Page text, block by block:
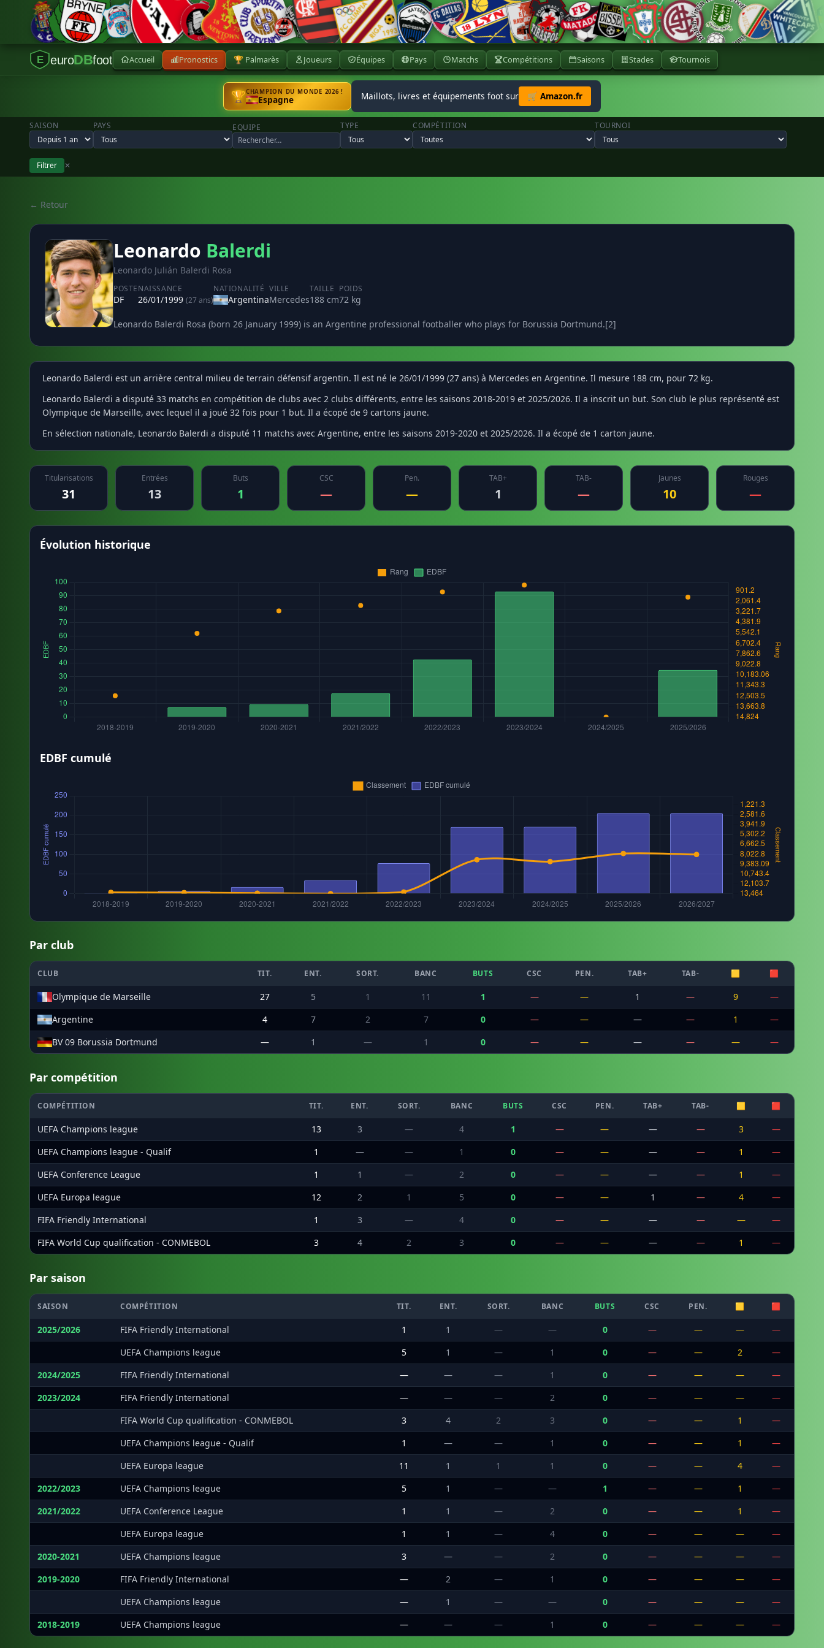
E euroDBfoot Accueil Pronostics 🏆 Palmarès Joueurs Équipes Pays Matchs Compétitions Saisons Stades Tournois
🏆CHAMPION DU MONDE 2026 !
Espagne Maillots, livres et équipements foot sur 🛒 Amazon.fr
SAISON PAYS EQUIPE TYPE COMPÉTITION TOURNOI
Filtrer ✕
← Retour
Leonardo Balerdi
Leonardo Julián Balerdi Rosa
POSTE
DF
NAISSANCE
26/01/1999 (27 ans)
NATIONALITÉ
Argentina
VILLE
Mercedes
TAILLE
188 cm
POIDS
72 kg
Leonardo Balerdi Rosa (born 26 January 1999) is an Argentine professional footballer who plays for Borussia Dortmund.[2]
Leonardo Balerdi est un arrière central milieu de terrain défensif argentin. Il est né le 26/01/1999 (27 ans) à Mercedes en Argentine. Il mesure 188 cm, pour 72 kg.
Leonardo Balerdi a disputé 33 matchs en compétition de clubs avec 2 clubs différents, entre les saisons 2018-2019 et 2025/2026. Il a inscrit un but. Son club le plus représenté est
Olympique de Marseille, avec lequel il a joué 32 fois pour 1 but. Il a écopé de 9 cartons jaune.
En sélection nationale, Leonardo Balerdi a disputé 11 matchs avec Argentine, entre les saisons 2019-2020 et 2025/2026. Il a écopé de 1 carton jaune.
Titularisations
31
Entrées
13
Buts
1
CSC
—
Pen.
—
TAB+
1
TAB-
—
Jaunes
10
Rouges
—
Évolution historique
EDBF cumulé
Par club
CLUB TIT. ENT. SORT. BANC BUTS CSC PEN. TAB+ TAB- 🟨 🟥
Olympique de Marseille 27 5 1 11 1 — — 1 — 9
—
Argentine
4 7 2 7 0 — — — — 1
—
BV 09 Borussia Dortmund
— 1 — 1 0 — — — — — —
Par compétition
COMPÉTITION TIT. ENT. SORT. BANC BUTS CSC PEN. TAB+ TAB- 🟨 🟥
UEFA Champions league 13 3 — 4 1 — — — — 3
—
UEFA Champions league - Qualif
1 — — 1 0 — — — — 1
—
UEFA Conference League
1 1 — 2 0 — — — — 1
—
UEFA Europa league
12 2 1 5 0 — — 1 — 4
—
FIFA Friendly International
1 3 — 4 0 — — — — —
—
FIFA World Cup qualification - CONMEBOL
3 4 2 3 0 — — — — 1 —
Par saison
SAISON COMPÉTITION TIT. ENT. SORT. BANC BUTS CSC PEN. 🟨 🟥
2025/2026 FIFA Friendly International 1 1 — — 0 — — —
—
UEFA Champions league 5 1 — 1 0 — — 2
—
2024/2025
FIFA Friendly International — — — 1 0 — — —
—
2023/2024
FIFA Friendly International — — — 2 0 — — —
—
FIFA World Cup qualification - CONMEBOL 3 4 2 3 0 — — 1
—
UEFA Champions league - Qualif 1 — — 1 0 — — 1
—
UEFA Europa league 11 1 1 1 0 — — 4
—
2022/2023
UEFA Champions league 5 1 — — 1 — — 1
—
2021/2022
UEFA Conference League 1 1 — 2 0 — — 1
—
UEFA Europa league 1 1 — 4 0 — — —
—
2020-2021
UEFA Champions league 3 — — 2 0 — — —
—
2019-2020
FIFA Friendly International — 2 — 1 0 — — —
—
UEFA Champions league — 1 — — 0 — — —
—
2018-2019
UEFA Champions league — — — 1 0 — — — —